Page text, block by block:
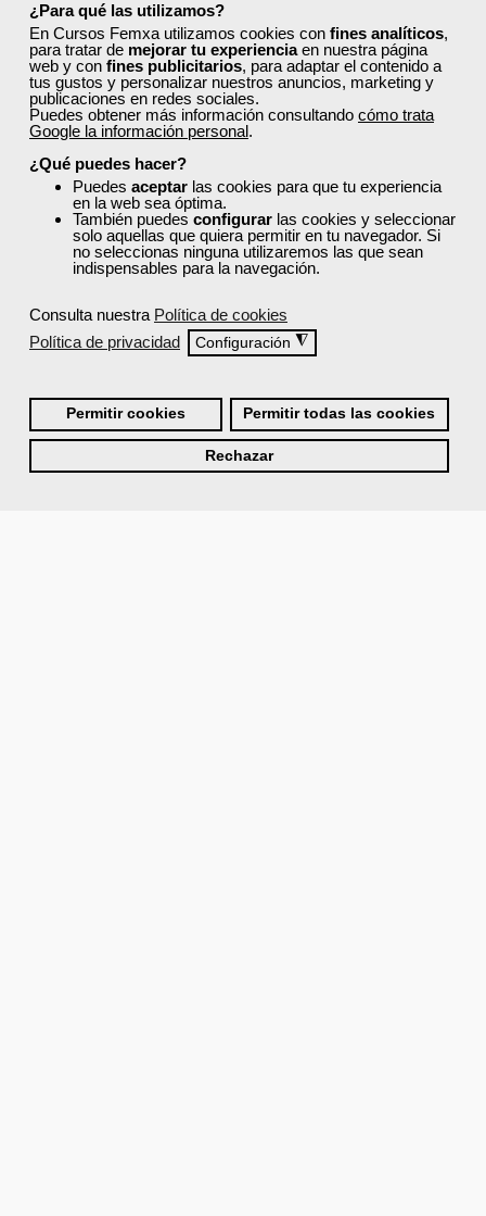
¿Para qué las utilizamos?
En Cursos Femxa utilizamos cookies con fines analíticos,
para tratar de mejorar tu experienciaen nuestra página
web y con fines publicitarios, para adaptar el contenido a
tus gustos y personalizar nuestros anuncios, marketing y
publicaciones en redes sociales.
Puedes obtener más información consultando cómo trata
Google la información personal.
¿Qué puedes hacer?
Puedes aceptar las cookies para que tu experiencia
en la web sea óptima.
También puedes configurar las cookies y seleccionar
solo aquellas que quiera permitir en tu navegador. Si
no seleccionas ninguna utilizaremos las que sean
indispensables para la navegación.
Consulta nuestra Política de cookies
Política de privacidad
Configuración ◮
Permitir cookies Permitir todas las cookies
Rechazar